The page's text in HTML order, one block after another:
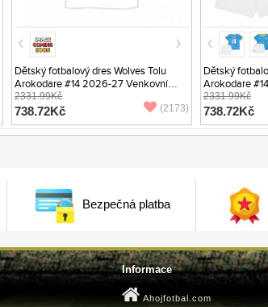
Dětský fotbalový dres Wolves Tolu
Arokodare #14 2026-27 Venkovní
Krátký Rukáv (+ trenýrky)
2331.99Kč
738.72Kč (2173)
Dětský
Arokodare
Rukáv (+
2331.99Kč
738.72Kč
Bezpečná platba
Informace
Ahojfotbal.com